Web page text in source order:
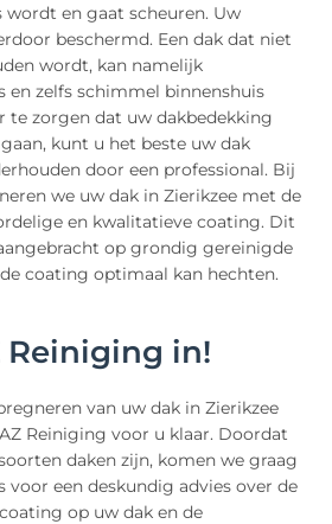
en gaat scheuren. Uw
beschermd. Een dak dat niet
wordt, kan namelijk
en zelfs schimmel binnenshuis
te zorgen dat uw dakbedekking
kunt u het beste uw dak
door een professional. Bij
we uw dak in Zierikzee met de
en kwalitatieve coating. Dit
op grondig gereinigde
coating optimaal kan hechten.
Reiniging in!
van uw dak in Zierikzee
Reiniging voor u klaar. Doordat
daken zijn, komen we graag
een deskundig advies over de
op uw dak en de